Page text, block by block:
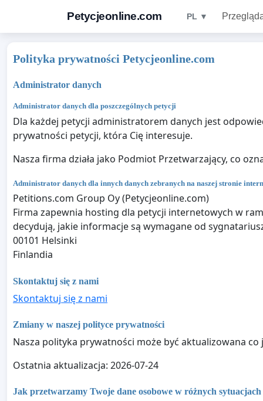
Petycjeonline.com PL ▼
Polityka prywatności Petycjeonline.com
Administrator danych
Administrator danych dla poszczególnych petycji
Dla każdej petycji administratorem danych jest
prywatności petycji, która Cię interesuje.
Nasza firma działa jako Podmiot Przetwarzający, co
Administrator danych dla innych danych zebranych na naszej stronie
Petitions.com Group Oy (Petycjeonline.com)
Firma zapewnia hosting dla petycji internetowych w
decydują, jakie informacje są wymagane od
00101 Helsinki
Finlandia
Skontaktuj się z nami
Skontaktuj się z nami
Zmiany w naszej polityce prywatności
Nasza polityka prywatności może być aktualizowana co
Ostatnia aktualizacja: 2026-07-24
Jak przetwarzamy Twoje dane osobowe w różnych sytuacjach